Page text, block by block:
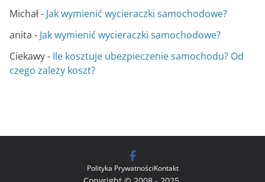
Michał- Jak wymienić wycieraczki samochodowe?
anita - Jak wymienić wycieraczki samochodowe?
Ciekawy- Ile kosztuje ubezpieczenie samochodu? Od
czego zależy koszt?
Polityka PrywatnościKontakt